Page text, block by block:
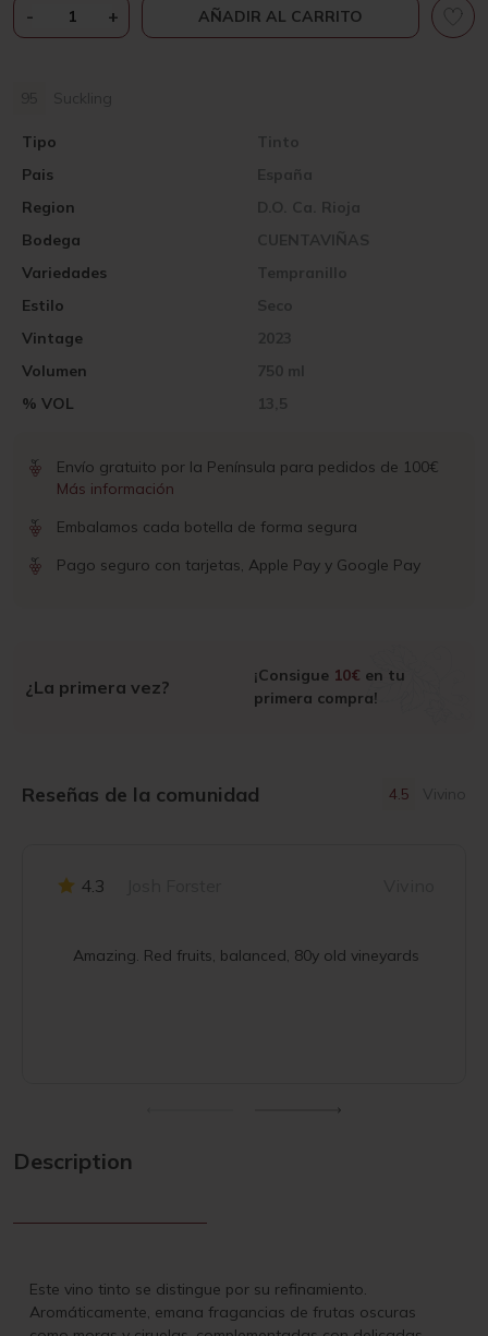
Suckling
Pais España
Vintage 2023
Region D.O. Ca. Rioja
Volumen 750 ml
Bodega CUENTAVIÑAS
% VOL 13,5
Variedades Tempranillo
Tipo Tinto
Estilo Seco
-CUENTAVIÑAS
LOS
CANTIDAD
+ AÑADIR AL CARRITO
Envío gratuito por la Península para pedidos de 100€
Más información
Embalamos cada botella de forma segura
Pago seguro con tarjetas, Apple Pay y Google Pay
¿La primera vez?
¡Consigue 10€ en tu
primera compra!
Reseñas de la comunidad 4.5 Vivino
4.3
Amazing. Red fruits, balanced, 80y old vineyards
Description
Este vino tinto se distingue por su refinamiento.
Aromáticamente, emana fragancias de frutas oscuras